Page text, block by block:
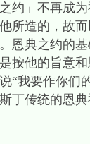
约」不再成
所造的，故
恩典之约的
按他的旨意
“我要作你们
丁传统的恩